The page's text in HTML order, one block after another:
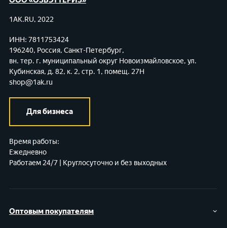
Оптовым покупателям
1AK.RU, 2022
ИНН: 7811753424
196240, Россия, Санкт-Петербург,
вн. тер. г. муниципальный округ Новоизмайловское, ул.
Кубинская, д. 82, к. 2, стр. 1, помещ. 27Н
shop@1ak.ru
Для бизнеса
Время работы:
Ежедневно
Работаем 24/7 | Круглосуточно и без выходных